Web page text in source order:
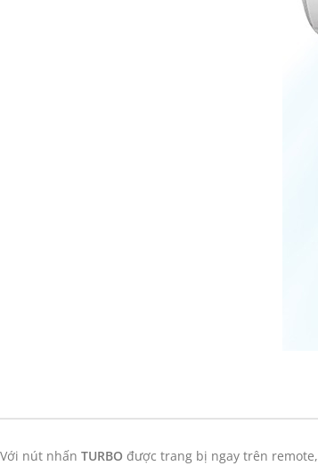
Với nút nhấn TURBO được trang bị ngay trên